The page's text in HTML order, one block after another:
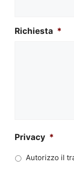
Richiesta *
Privacy *
Autorizzo il